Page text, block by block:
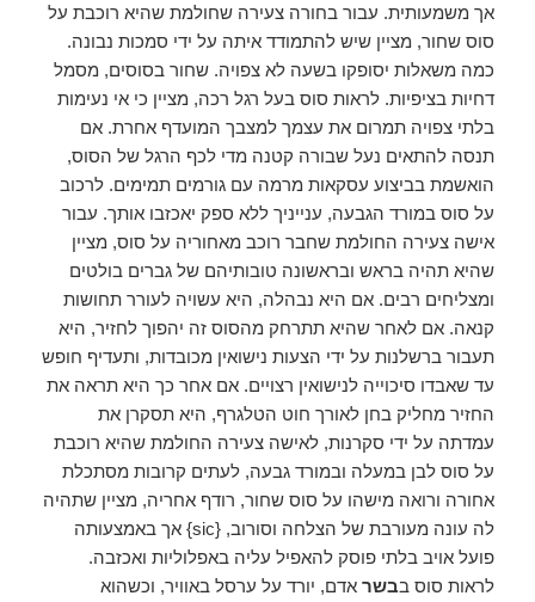
אך משמעותית. עבור בחורה צעירה שחולמת שהיא רוכבת על
סוס שחור, מציין שיש להתמודד איתה על ידי סמכות נבונה.
כמה משאלות יסופקו בשעה לא צפויה. שחור בסוסים, מסמל
דחיות בציפיות. לראות סוס בעל רגל רכה, מציין כי אי נעימות
בלתי צפויה תמרום את עצמך למצבך המועדף אחרת. אם
תנסה להתאים נעל שבורה קטנה מדי לכף הרגל של הסוס,
הואשמת בביצוע עסקאות מרמה עם גורמים תמימים. לרכוב
על סוס במורד הגבעה, ענייניך ללא ספק יאכזבו אותך. עבור
אישה צעירה החולמת שחבר רוכב מאחוריה על סוס, מציין
שהיא תהיה בראש ובראשונה טובותיהם של גברים בולטים
ומצליחים רבים. אם היא נבהלה, היא עשויה לעורר תחושות
קנאה. אם לאחר שהיא תתרחק מהסוס זה יהפוך לחזיר, היא
תעבור ברשלנות על ידי הצעות נישואין מכובדות, ותעדיף חופש
עד שאבדו סיכוייה לנישואין רצויים. אם אחר כך היא תראה את
החזיר מחליק בחן לאורך חוט הטלגרף, היא תסקרן את
עמדתה על ידי סקרנות, לאישה צעירה החולמת שהיא רוכבת
על סוס לבן במעלה ובמורד גבעה, לעתים קרובות מסתכלת
אחורה ורואה מישהו על סוס שחור, רודף אחריה, מציין שתהיה
לה עונה מעורבת של הצלחה וסורוב, {sic} אך באמצעותה
פועל אויב בלתי פוסק להאפיל עליה באפלוליות ואכזבה.
לראות סוס בבשר אדם, יורד על ערסל באוויר, וכשהוא